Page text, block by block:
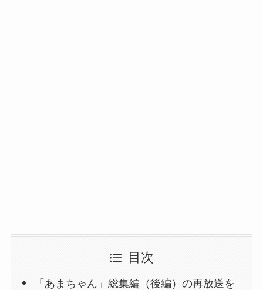
目次
「あまちゃん」総集編（後編）の再放送を